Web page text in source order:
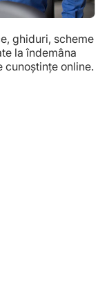
ghiduri, scheme
la îndemâna
cunoștințe online.